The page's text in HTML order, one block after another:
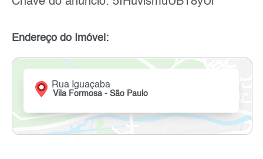
Endereço do Imóvel:
Rua Iguaçaba
Vila Formosa - São Paulo